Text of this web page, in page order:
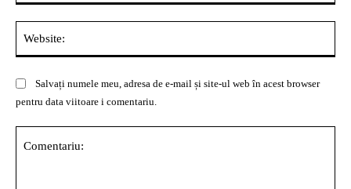
Salvați numele meu, adresa de e-mail și site-ul web în acest browser
pentru data viitoare i comentariu.